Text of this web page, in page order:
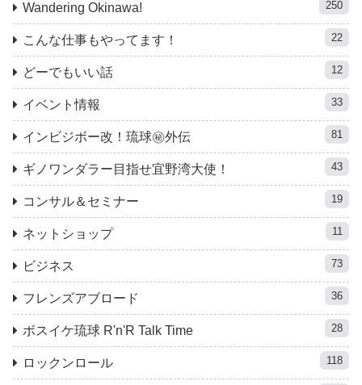
Wandering Okinawa! 250
こんな仕事もやってます！ 22
どーでもいい話 12
イベント情報 33
インビジボー改！琉球㊙︎外伝 81
ギノワンダラー目指せ宜野湾大使！ 43
コンサル＆セミナー 19
ネットショップ 11
ビジネス 73
フレンズアブロード 36
ボスイケ琉球 R'n'R Talk Time 28
ロックンロール 118